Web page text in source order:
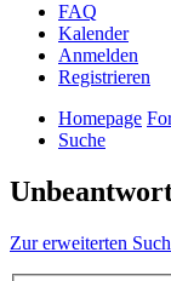
FAQ
Kalender
Anmelden
Registrieren
Homepage
Suche
Zur erweiterten